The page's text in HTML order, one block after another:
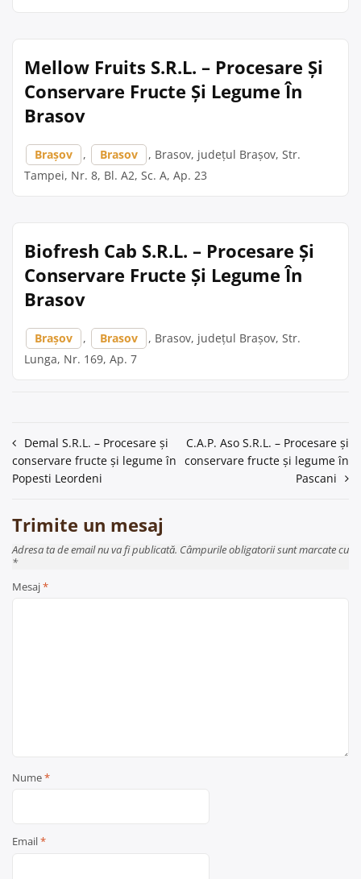
Mellow Fruits S.R.L. – Procesare Și
Conservare Fructe Și Legume În
Brasov
Brașov , Brasov
, Brasov, județul Brașov, Str.
Tampei, Nr. 8, Bl. A2, Sc. A, Ap. 23
Biofresh Cab S.R.L. – Procesare Și
Conservare Fructe Și Legume În
Brasov
Brașov , Brasov
, Brasov, județul Brașov, Str.
Lunga, Nr. 169, Ap. 7
Navigare
în
Demal S.R.L. – Procesare și
conservare fructe și legume în
Popesti Leordeni
C.A.P. Aso S.R.L. – Procesare și
conservare fructe și legume în
Pascani
Trimite un mesaj
Adresa ta de email nu va fi publicată. Câmpurile obligatorii sunt marcate cu
*
Mesaj*
Nume*
Email*